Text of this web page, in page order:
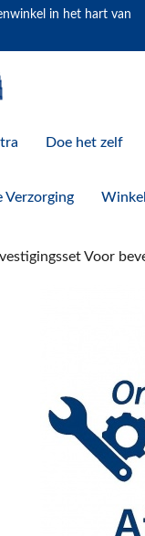
in het hart van
Doe het zelf
Verzorging Winkel
Voor